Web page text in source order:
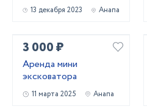
13 декабря 2023 Анапа
3 000 ₽
Аренда мини
эксковатора
11 марта 2025 Анапа